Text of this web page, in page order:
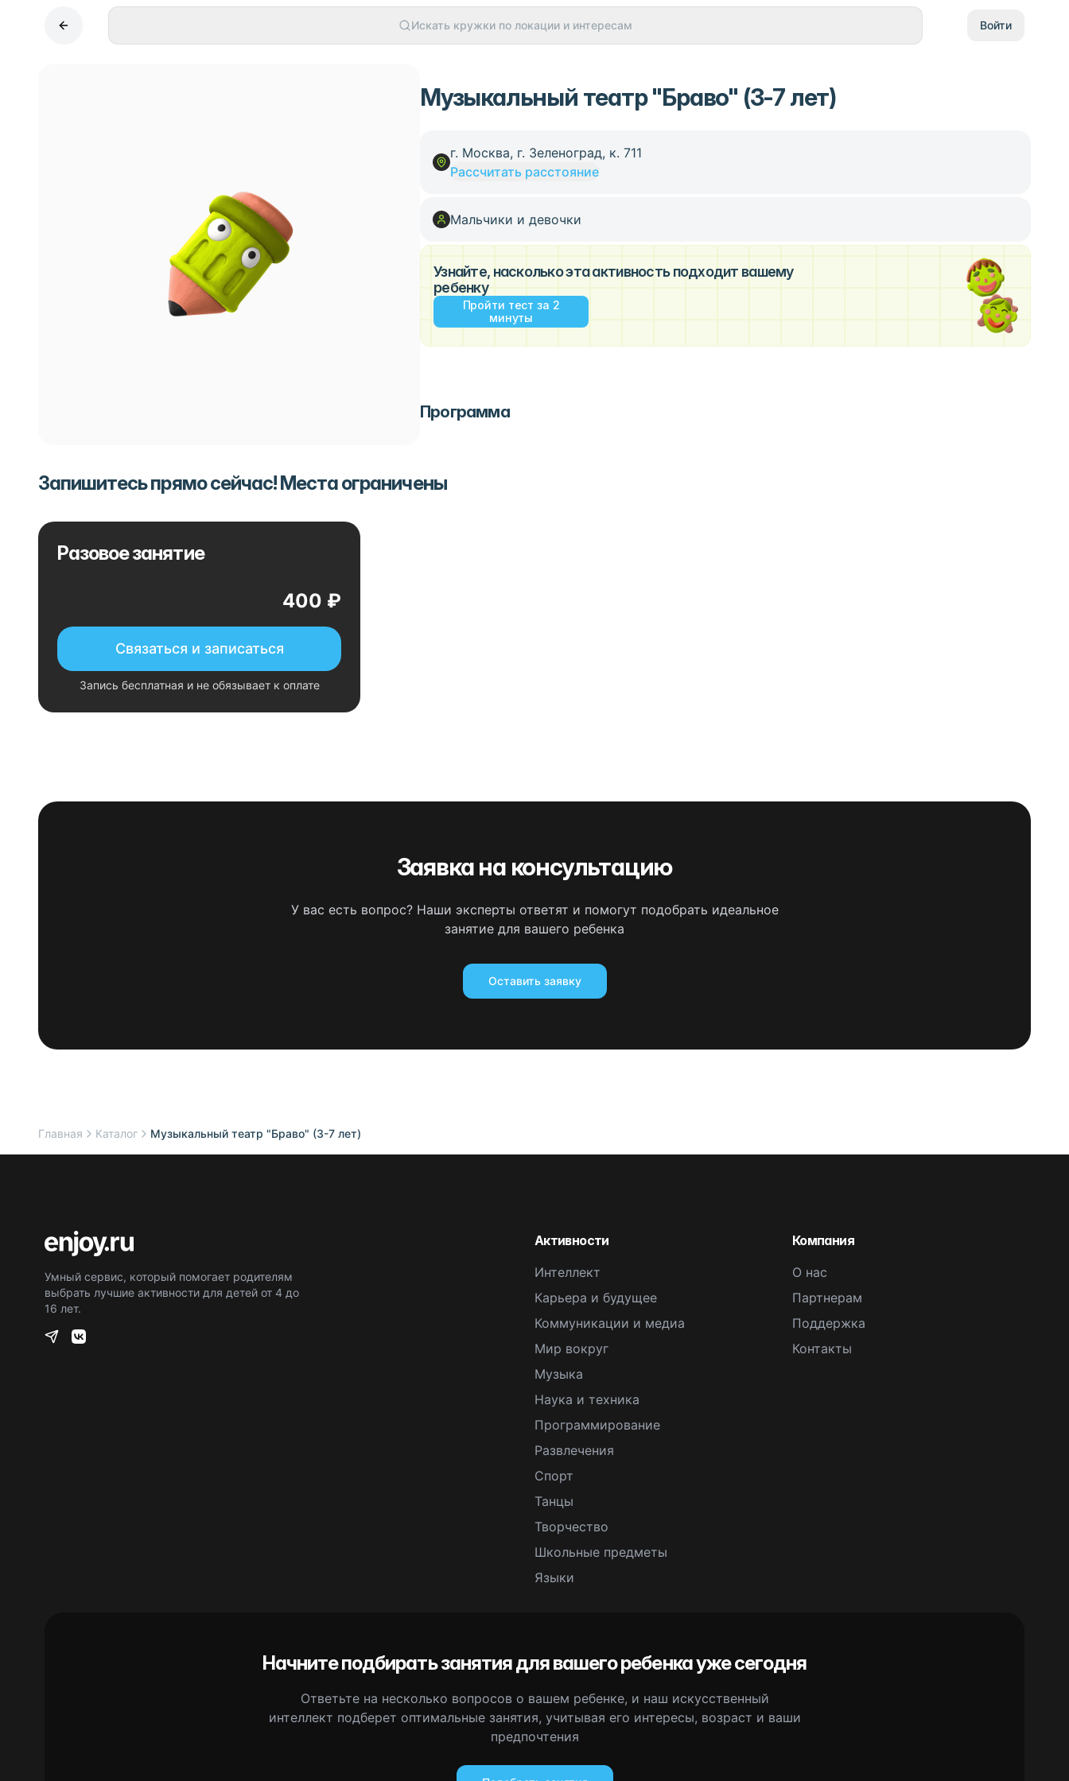
Искать кружки по локации и интересам Войти
Музыкальный театр "Браво" (3-7 лет)
г. Москва, г. Зеленоград, к. 711
Рассчитать расстояние
Мальчики и девочки
Узнайте, насколько эта активность подходит вашему
ребенку
Пройти тест за 2
минуты
Программа
Запишитесь прямо сейчас! Места ограничены
Разовое занятие
400 ₽
Связаться и записаться
Запись бесплатная и не обязывает к оплате
Заявка на консультацию
У вас есть вопрос? Наши эксперты ответят и помогут подобрать идеальное
занятие для вашего ребенка
Оставить заявку
Главная Каталог Музыкальный театр "Браво" (3-7 лет)
Умный сервис, который помогает родителям
выбрать лучшие активности для детей от 4 до
16 лет.
Активности
Интеллект
Карьера и будущее
Коммуникации и медиа
Мир вокруг
Музыка
Наука и техника
Программирование
Развлечения
Спорт
Танцы
Творчество
Школьные предметы
Языки
Компания
О нас
Партнерам
Поддержка
Контакты
Начните подбирать занятия для вашего ребенка уже сегодня
Ответьте на несколько вопросов о вашем ребенке, и наш искусственный
интеллект подберет оптимальные занятия, учитывая его интересы, возраст и ваши
предпочтения